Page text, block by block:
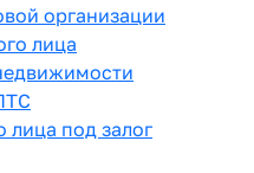
организации
лица
лица под залог